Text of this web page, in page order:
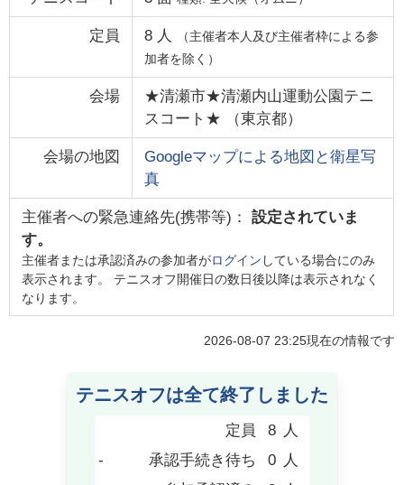
定員 8 人
（主催者本人及び主催者枠による参
加者を除く）
会場
★清瀬市★清瀬内山運動公園テニ
スコート★ （東京都）
会場の地図
Googleマップによる地図と衛星写
真
主催者への緊急連絡先(携帯等)： 設定されていま
す。
主催者または承認済みの参加者がログイン している場合にのみ
表示されます。 テニスオフ開催日の数日後以降は表示されなく
なります。
2026-08-07 23:25現在の情報です
テニスオフは全て終了しました
定員 8 人
-
承認手続き待ち 0 人